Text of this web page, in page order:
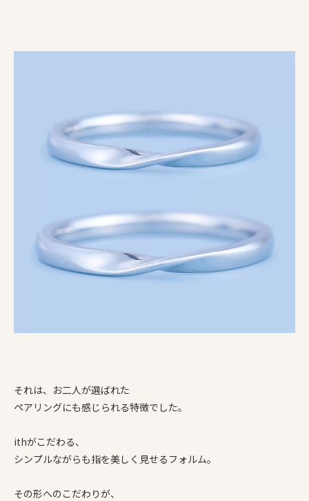
それは、お二人が選ばれた
ペアリングにも感じられる特徴でした。
ithがこだわる、
シンプルながらも指を美しく見せるフォルム。
その形へのこだわりが、